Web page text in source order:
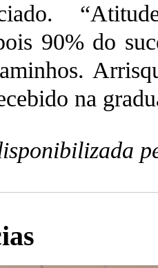
90% do
na